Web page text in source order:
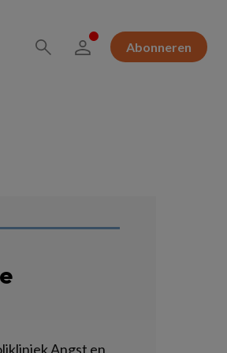
Abonneren
Angst en